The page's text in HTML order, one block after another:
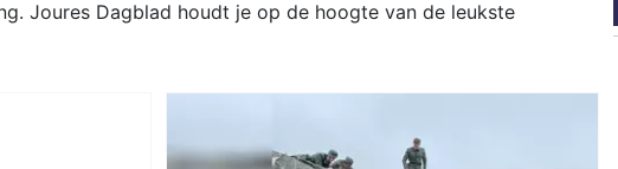
Joures Dagblad houdt je op de hoogte van de leukste
tot muziekfestivals en culinaire events - ontdek het